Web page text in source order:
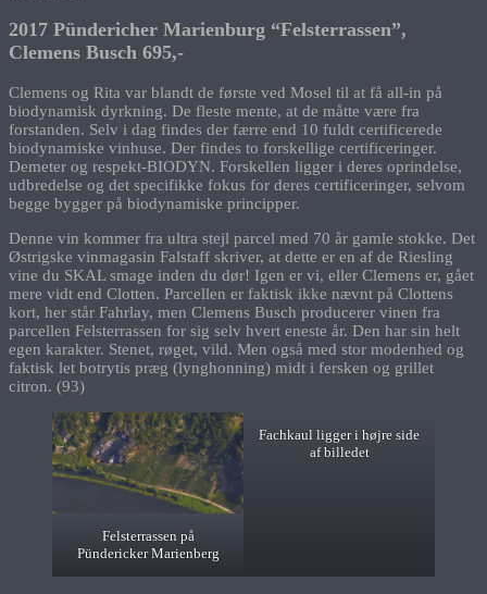
2017 Pündericher Marienburg “Felsterrassen”,
Clemens Busch 695,-
Clemens og Rita var blandt de første ved Mosel til at få all-in på
biodynamisk dyrkning. De fleste mente, at de måtte være fra
forstanden. Selv i dag findes der færre end 10 fuldt certificerede
biodynamiske vinhuse. Der findes to forskellige certificeringer.
Demeter og respekt-BIODYN. Forskellen ligger i deres oprindelse,
udbredelse og det specifikke fokus for deres certificeringer, selvom
begge bygger på biodynamiske principper.
Denne vin kommer fra ultra stejl parcel med 70 år gamle stokke. Det
Østrigske vinmagasin Falstaff skriver, at dette er en af de Riesling
vine du SKAL smage inden du dør! Igen er vi, eller Clemens er, gået
mere vidt end Clotten. Parcellen er faktisk ikke nævnt på Clottens
kort, her står Fahrlay, men Clemens Busch producerer vinen fra
parcellen Felsterrassen for sig selv hvert eneste år. Den har sin helt
egen karakter. Stenet, røget, vild. Men også med stor modenhed og
faktisk let botrytis præg (lynghonning) midt i fersken og grillet
citron. (93)
Felsterrassen på
Pündericker Marienberg
Fachkaul ligger i højre side
af billedet